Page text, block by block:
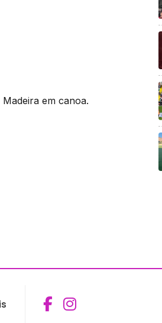
em canoa.
Aceder ao
Aceder ao